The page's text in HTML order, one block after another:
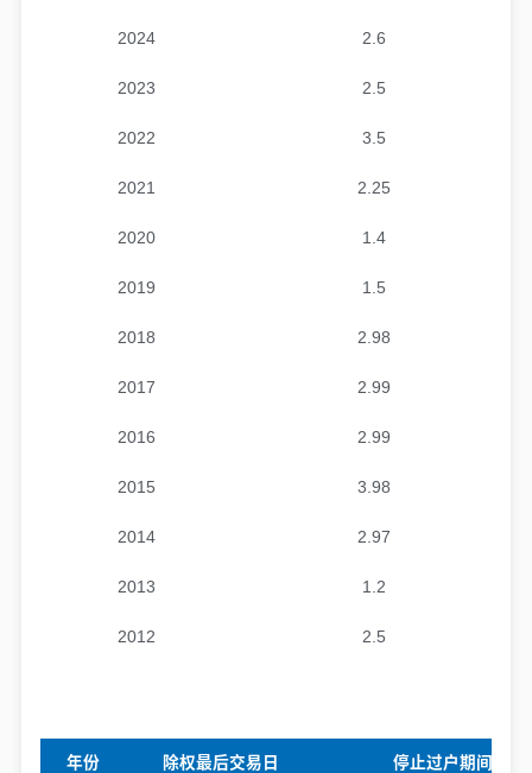
2024 2.6
2023 2.5
2022 3.5
2021 2.25
2020 1.4
2019 1.5
2018 2.98
2017 2.99
2016 2.99
2015 3.98
2014 2.97
2013 1.2
2012 2.5
年份 除权最后交易日 停止过户期间